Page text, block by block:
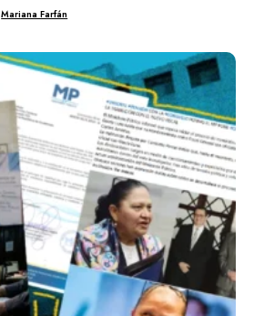
Mariana Farfán